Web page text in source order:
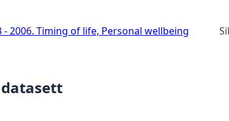
- 2006. Timing of life, Personal wellbeing